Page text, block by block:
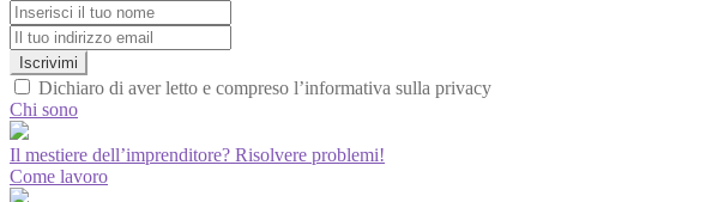
Iscrivimi
Dichiaro di aver letto e compreso l’informativa sulla privacy
Chi sono
Il mestiere dell’imprenditore? Risolvere problemi!
Come lavoro